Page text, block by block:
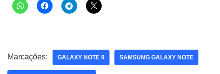
Marcações: GALAXY NOTE 9 SAMSUNG GALAXY NOTE